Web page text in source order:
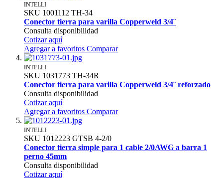
INTELLI
SKU 1001112 TH-34
Conector tierra para varilla Copperweld 3/4¨
Consulta disponibilidad
Cotizar aquí
Agregar a favoritos Comparar
INTELLI
SKU 1031773 TH-34R
Conector tierra para varilla Copperweld 3/4¨ reforzado
Consulta disponibilidad
Cotizar aquí
Agregar a favoritos Comparar
INTELLI
SKU 1012223 GTSB 4-2/0
Conector tierra simple para 1 cable 2/0AWG a barra 1
perno 45mm
Consulta disponibilidad
Cotizar aquí